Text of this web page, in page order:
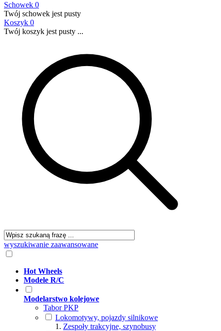
Schowek 0
Twój schowek jest pusty
Koszyk 0
Twój koszyk jest pusty ...
wyszukiwanie zaawansowane
Hot Wheels
Modele R/C
Modelarstwo kolejowe
Tabor PKP
Lokomotywy, pojazdy silnikowe
Zespoły trakcyjne, szynobusy